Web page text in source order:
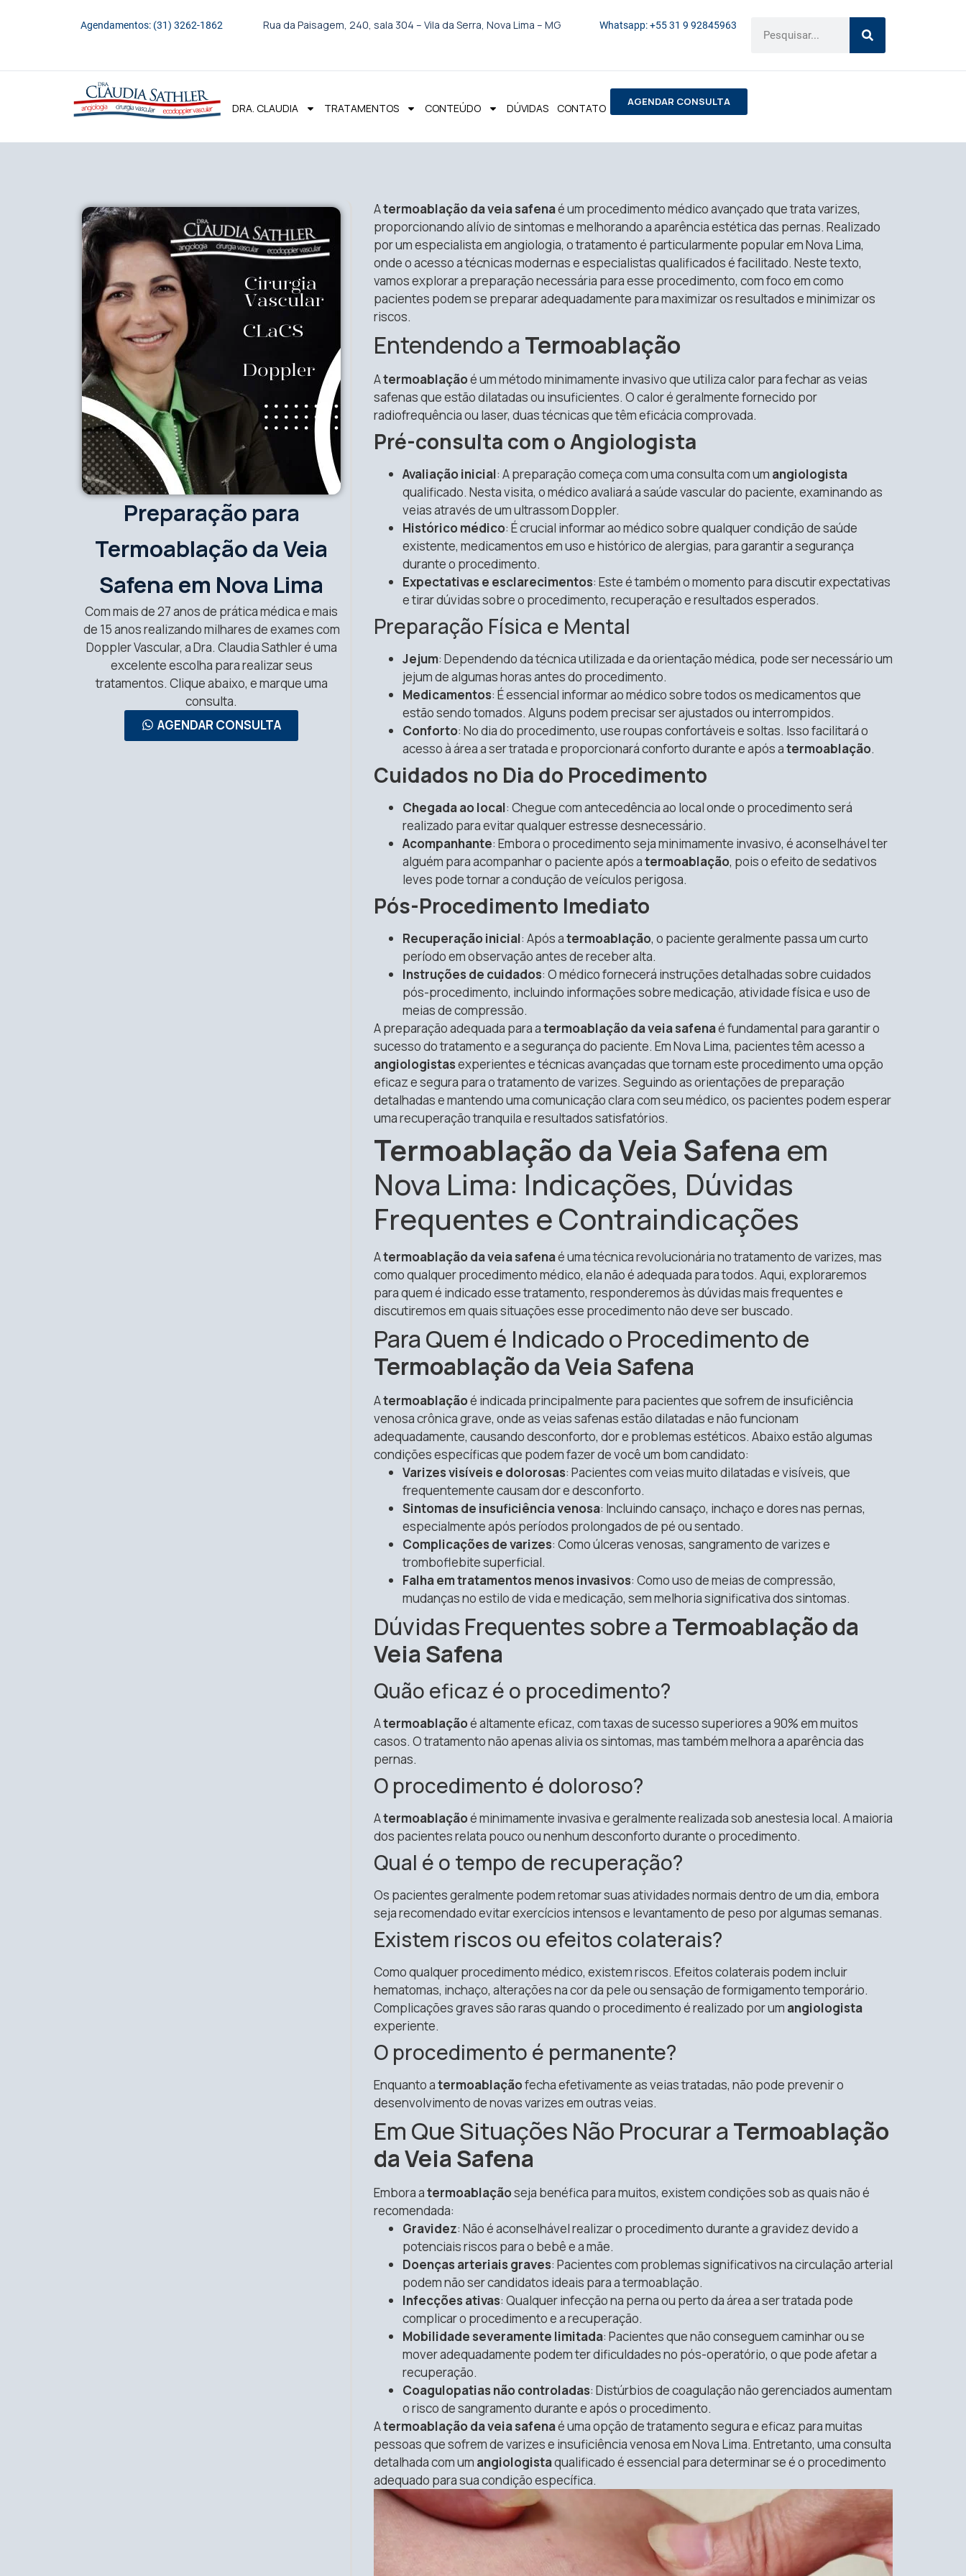
Agendamentos: (31) 3262-1862 Rua da Paisagem, 240, sala 304 – Vila da Serra, Nova Lima – MG Whatsapp: +55 31 9 92845963
DRA. CLAUDIA TRATAMENTOS CONTEÚDO DÚVIDAS CONTATO AGENDAR CONSULTA
Preparação para
Termoablação da Veia
Safena em Nova Lima
Com mais de 27 anos de prática médica e mais
de 15 anos realizando milhares de exames com
Doppler Vascular, a Dra. Claudia Sathler é uma
excelente escolha para realizar seus
tratamentos. Clique abaixo, e marque uma
consulta.
AGENDAR CONSULTA
Atermoablação da veia safenaé um procedimento médico avançado que trata varizes,
proporcionando alívio de sintomas e melhorando a aparência estética das pernas. Realizado
por um especialista em angiologia, o tratamento é particularmente popular em Nova Lima,
onde o acesso a técnicas modernas e especialistas qualificados é facilitado. Neste texto,
vamos explorar a preparação necessária para esse procedimento, com foco em como
pacientes podem se preparar adequadamente para maximizar os resultados e minimizar os
riscos.
Entendendo a Termoablação
Atermoablaçãoé um método minimamente invasivo que utiliza calor para fechar as veias
safenas que estão dilatadas ou insuficientes. O calor é geralmente fornecido por
radiofrequência ou laser, duas técnicas que têm eficácia comprovada.
Pré-consulta com o Angiologista
Avaliação inicial: A preparação começa com uma consulta com um angiologista
qualificado. Nesta visita, o médico avaliará a saúde vascular do paciente, examinando as
veias através de um ultrassom Doppler.
Histórico médico: É crucial informar ao médico sobre qualquer condição de saúde
existente, medicamentos em uso e histórico de alergias, para garantir a segurança
durante o procedimento.
Expectativas e esclarecimentos: Este é também o momento para discutir expectativas
e tirar dúvidas sobre o procedimento, recuperação e resultados esperados.
Preparação Física e Mental
Jejum: Dependendo da técnica utilizada e da orientação médica, pode ser necessário um
jejum de algumas horas antes do procedimento.
Medicamentos: É essencial informar ao médico sobre todos os medicamentos que
estão sendo tomados. Alguns podem precisar ser ajustados ou interrompidos.
Conforto: No dia do procedimento, use roupas confortáveis e soltas. Isso facilitará o
acesso à área a ser tratada e proporcionará conforto durante e após atermoablação.
Cuidados no Dia do Procedimento
Chegada ao local: Chegue com antecedência ao local onde o procedimento será
realizado para evitar qualquer estresse desnecessário.
Acompanhante: Embora o procedimento seja minimamente invasivo, é aconselhável ter
alguém para acompanhar o paciente após atermoablação, pois o efeito de sedativos
leves pode tornar a condução de veículos perigosa.
Pós-Procedimento Imediato
Recuperação inicial: Após atermoablação, o paciente geralmente passa um curto
período em observação antes de receber alta.
Instruções de cuidados: O médico fornecerá instruções detalhadas sobre cuidados
pós-procedimento, incluindo informações sobre medicação, atividade física e uso de
meias de compressão.
A preparação adequada para atermoablação da veia safenaé fundamental para garantir o
sucesso do tratamento e a segurança do paciente. Em Nova Lima, pacientes têm acesso a
angiologistasexperientes e técnicas avançadas que tornam este procedimento uma opção
eficaz e segura para o tratamento de varizes. Seguindo as orientações de preparação
detalhadas e mantendo uma comunicação clara com seu médico, os pacientes podem esperar
uma recuperação tranquila e resultados satisfatórios.
Termoablação da Veia Safena em
Nova Lima: Indicações, Dúvidas
Frequentes e Contraindicações
Atermoablação da veia safenaé uma técnica revolucionária no tratamento de varizes, mas
como qualquer procedimento médico, ela não é adequada para todos. Aqui, exploraremos
para quem é indicado esse tratamento, responderemos às dúvidas mais frequentes e
discutiremos em quais situações esse procedimento não deve ser buscado.
Para Quem é Indicado o Procedimento de
Termoablação da Veia Safena
Atermoablaçãoé indicada principalmente para pacientes que sofrem de insuficiência
venosa crônica grave, onde as veias safenas estão dilatadas e não funcionam
adequadamente, causando desconforto, dor e problemas estéticos. Abaixo estão algumas
condições específicas que podem fazer de você um bom candidato:
Varizes visíveis e dolorosas: Pacientes com veias muito dilatadas e visíveis, que
frequentemente causam dor e desconforto.
Sintomas de insuficiência venosa: Incluindo cansaço, inchaço e dores nas pernas,
especialmente após períodos prolongados de pé ou sentado.
Complicações de varizes: Como úlceras venosas, sangramento de varizes e
tromboflebite superficial.
Falha em tratamentos menos invasivos: Como uso de meias de compressão,
mudanças no estilo de vida e medicação, sem melhoria significativa dos sintomas.
Dúvidas Frequentes sobre a Termoablação da
Veia Safena
Quão eficaz é o procedimento?
Atermoablaçãoé altamente eficaz, com taxas de sucesso superiores a 90% em muitos
casos. O tratamento não apenas alivia os sintomas, mas também melhora a aparência das
pernas.
O procedimento é doloroso?
Atermoablaçãoé minimamente invasiva e geralmente realizada sob anestesia local. A maioria
dos pacientes relata pouco ou nenhum desconforto durante o procedimento.
Qual é o tempo de recuperação?
Os pacientes geralmente podem retomar suas atividades normais dentro de um dia, embora
seja recomendado evitar exercícios intensos e levantamento de peso por algumas semanas.
Existem riscos ou efeitos colaterais?
Como qualquer procedimento médico, existem riscos. Efeitos colaterais podem incluir
hematomas, inchaço, alterações na cor da pele ou sensação de formigamento temporário.
Complicações graves são raras quando o procedimento é realizado por um angiologista
experiente.
O procedimento é permanente?
Enquanto atermoablaçãofecha efetivamente as veias tratadas, não pode prevenir o
desenvolvimento de novas varizes em outras veias.
Em Que Situações Não Procurar a Termoablação
da Veia Safena
Embora atermoablaçãoseja benéfica para muitos, existem condições sob as quais não é
recomendada:
Gravidez: Não é aconselhável realizar o procedimento durante a gravidez devido a
potenciais riscos para o bebê e a mãe.
Doenças arteriais graves: Pacientes com problemas significativos na circulação arterial
podem não ser candidatos ideais para a termoablação.
Infecções ativas: Qualquer infecção na perna ou perto da área a ser tratada pode
complicar o procedimento e a recuperação.
Mobilidade severamente limitada: Pacientes que não conseguem caminhar ou se
mover adequadamente podem ter dificuldades no pós-operatório, o que pode afetar a
recuperação.
Coagulopatias não controladas: Distúrbios de coagulação não gerenciados aumentam
o risco de sangramento durante e após o procedimento.
Atermoablação da veia safenaé uma opção de tratamento segura e eficaz para muitas
pessoas que sofrem de varizes e insuficiência venosa em Nova Lima. Entretanto, uma consulta
detalhada com um angiologistaqualificado é essencial para determinar se é o procedimento
adequado para sua condição específica.